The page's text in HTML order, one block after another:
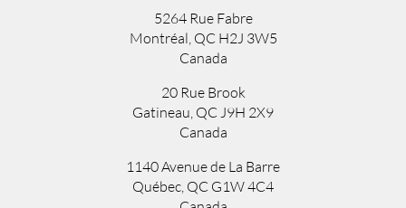
5264 Rue Fabre
Montréal, QC H2J 3W5
Canada
20 Rue Brook
Gatineau, QC J9H 2X9
Canada
1140 Avenue de La Barre
Québec, QC G1W 4C4